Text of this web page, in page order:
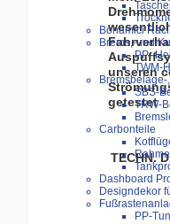
Bonamici
Brems,-und
PP-
TWM-
SBS-
TRW-
Carbonteile
Dashboard
Designdekor
PP-
unseren
getestet
TECHN.